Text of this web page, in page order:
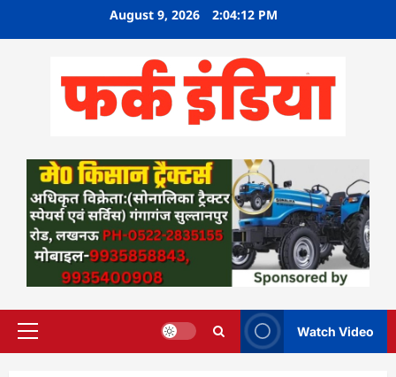
August 9, 2026 2:04:13 PM
Primary
Watch Video